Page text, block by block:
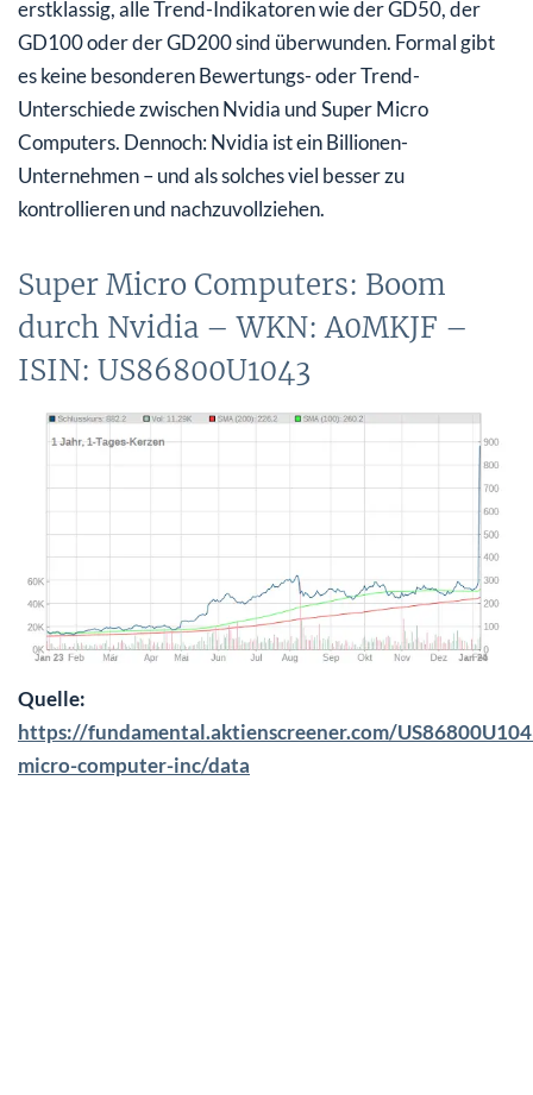
erstklassig, alle Trend-Indikatoren wie der GD50, der
GD100 oder der GD200 sind überwunden. Formal gibt
es keine besonderen Bewertungs- oder Trend-
Unterschiede zwischen Nvidia und Super Micro
Computers. Dennoch: Nvidia ist ein Billionen-
Unternehmen – und als solches viel besser zu
kontrollieren und nachzuvollziehen.
Super Micro Computers: Boom
durch Nvidia – WKN: A0MKJF –
ISIN: US86800U1043
Quelle:
https://fundamental.aktienscreener.com/
micro-computer-inc/data